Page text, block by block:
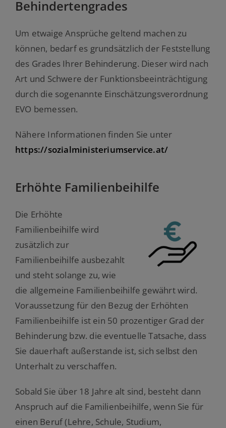
Behindertengrades
Um etwaige Ansprüche geltend machen zu
können, bedarf es grundsätzlich der Feststellung
des Grades Ihrer Behinderung. Dieser wird nach
Art und Schwere der Funktionsbeeinträchtigung
durch die sogenannte Einschätzungsverordnung
EVO bemessen.
Nähere Informationen finden Sie unter
https://sozialministeriumservice.at/
Erhöhte Familienbeihilfe
Die Erhöhte
Familienbeihilfe wird
zusätzlich zur
Familienbeihilfe ausbezahlt
und steht solange zu, wie
die allgemeine Familienbeihilfe gewährt wird.
Voraussetzung für den Bezug der Erhöhten
Familienbeihilfe ist ein 50 prozentiger Grad der
Behinderung bzw. die eventuelle Tatsache, dass
Sie dauerhaft außerstande ist, sich selbst den
Unterhalt zu verschaffen.
Sobald Sie über 18 Jahre alt sind, besteht dann
Anspruch auf die Familienbeihilfe, wenn Sie für
einen Beruf (Lehre, Schule, Studium,